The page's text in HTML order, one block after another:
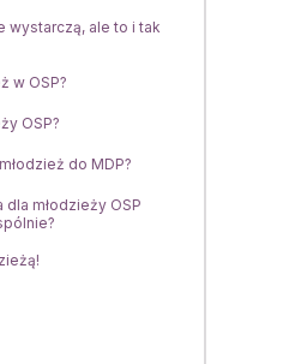
wystarczą, ale to i tak
w OSP?
OSP?
do MDP?
dla młodzieży OSP